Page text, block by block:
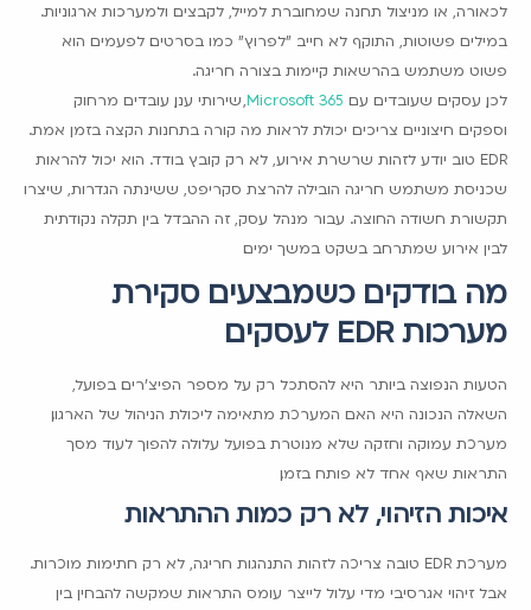
לכאורה, או מניצול תחנה שמחוברת למייל, לקבצים ולמערכות ארגוניות.
במילים פשוטות, התוקף לא חייב "לפרוץ" כמו בסרטים. לפעמים הוא
פשוט משתמש בהרשאות קיימות בצורה חריגה.
לכן, עסקים שעובדים עם Microsoft 365 , שירותי ענן, עובדים מרחוק
וספקים חיצוניים צריכים יכולת לראות מה קורה בתחנות הקצה בזמן אמת.
EDR טוב יודע לזהות שרשרת אירוע, לא רק קובץ בודד. הוא יכול להראות
שכניסת משתמש חריגה הובילה להרצת סקריפט, ששינתה הגדרות, שיצרו
תקשורת חשודה החוצה. עבור מנהל עסק, זה ההבדל בין תקלה נקודתית
לבין אירוע שמתרחב בשקט במשך ימים.
מה בודקים כשמבצעים סקירת
מערכות EDR לעסקים
הטעות הנפוצה ביותר היא להסתכל רק על מספר הפיצ'רים. בפועל,
השאלה הנכונה היא האם המערכת מתאימה ליכולת הניהול של הארגון.
מערכת עמוקה וחזקה שלא מנוטרת בפועל עלולה להפוך לעוד מסך
התראות שאף אחד לא פותח בזמן.
איכות הזיהוי, לא רק כמות ההתראות
מערכת EDR טובה צריכה לזהות התנהגות חריגה, לא רק חתימות מוכרות.
אבל זיהוי אגרסיבי מדי עלול לייצר עומס התראות שמקשה להבחין בין